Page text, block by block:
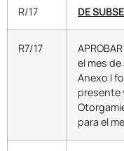
R/17 DE
R7/17
el mes de
Anexo I
presente
para el